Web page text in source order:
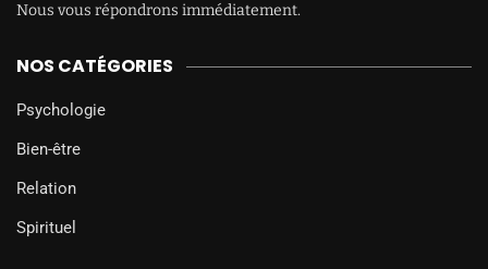
Nous vous répondrons immédiatement.
NOS CATÉGORIES
Psychologie
Bien-être
Relation
Spirituel